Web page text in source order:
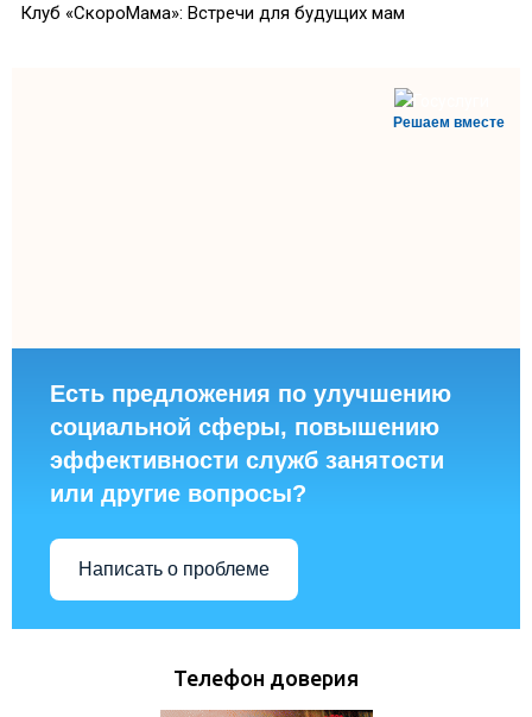
Клуб «СкороМама»: Встречи для будущих мам
Решаем вместе
Есть предложения по улучшению
социальной сферы, повышению
эффективности служб занятости
или другие вопросы?
Написать о проблеме
Телефон доверия